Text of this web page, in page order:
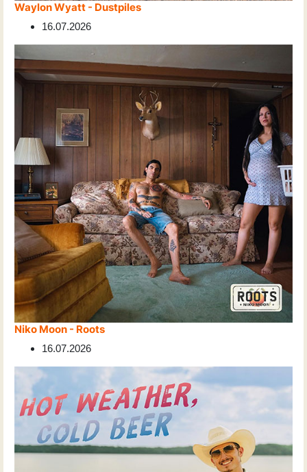
Waylon Wyatt - Dustpiles
16.07.2026
Niko Moon - Roots
16.07.2026